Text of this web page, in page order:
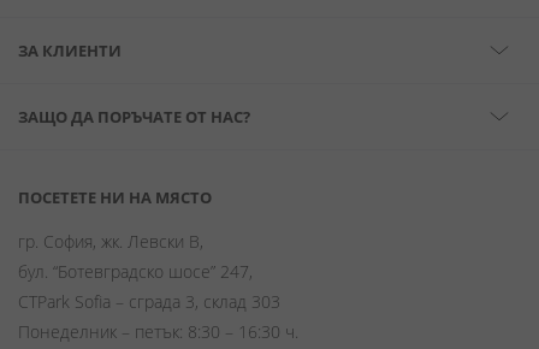
ЗА КЛИЕНТИ
ЗАЩО ДА ПОРЪЧАТЕ ОТ НАС?
ПОСЕТЕТЕ НИ НА МЯСТО
гр. София, жк. Левски В,
бул. “Ботевградско шосе” 247,
CTPark Sofia – сграда 3, склад 303
Понеделник – петък: 8:30 – 16:30 ч.